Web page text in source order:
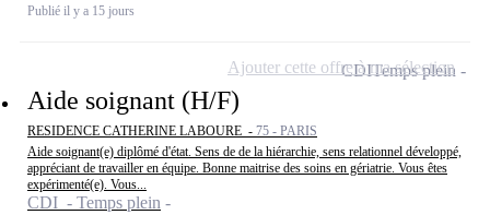
Publié il y a 15 jours
Aide soignant (H/F)
RESIDENCE CATHERINE LABOURE - 75 - PARIS
Aide soignant(e) diplômé d'état. Sens de de la hiérarchie, sens relationnel développé,
appréciant de travailler en équipe. Bonne maitrise des soins en gériatrie. Vous êtes
expérimenté(e). Vous...
CDI - Temps plein
CDITemps plein
Ajouter cette offre à ma sélection